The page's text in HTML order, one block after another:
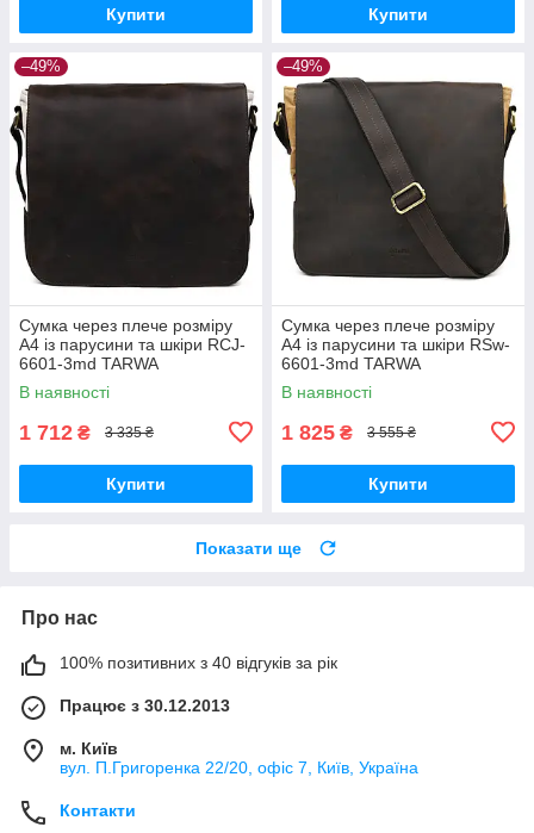
Купити Купити
–49%
Сумка через плече розміру
А4 із парусини та шкіри RCJ-
6601-3md TARWA
В наявності
1 712 ₴ 3 335 ₴
Купити
–49%
Сумка через плече розміру
А4 із парусини та шкіри RSw-
6601-3md TARWA
В наявності
1 825 ₴ 3 555 ₴
Купити
Показати ще
Про нас
100% позитивних з 40 відгуків за рік
Працює з 30.12.2013
м. Київ
вул. П.Григоренка 22/20, офіс 7, Київ, Україна
Контакти